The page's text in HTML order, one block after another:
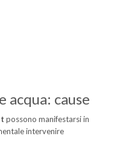
cause
possono manifestarsi in
intervenire